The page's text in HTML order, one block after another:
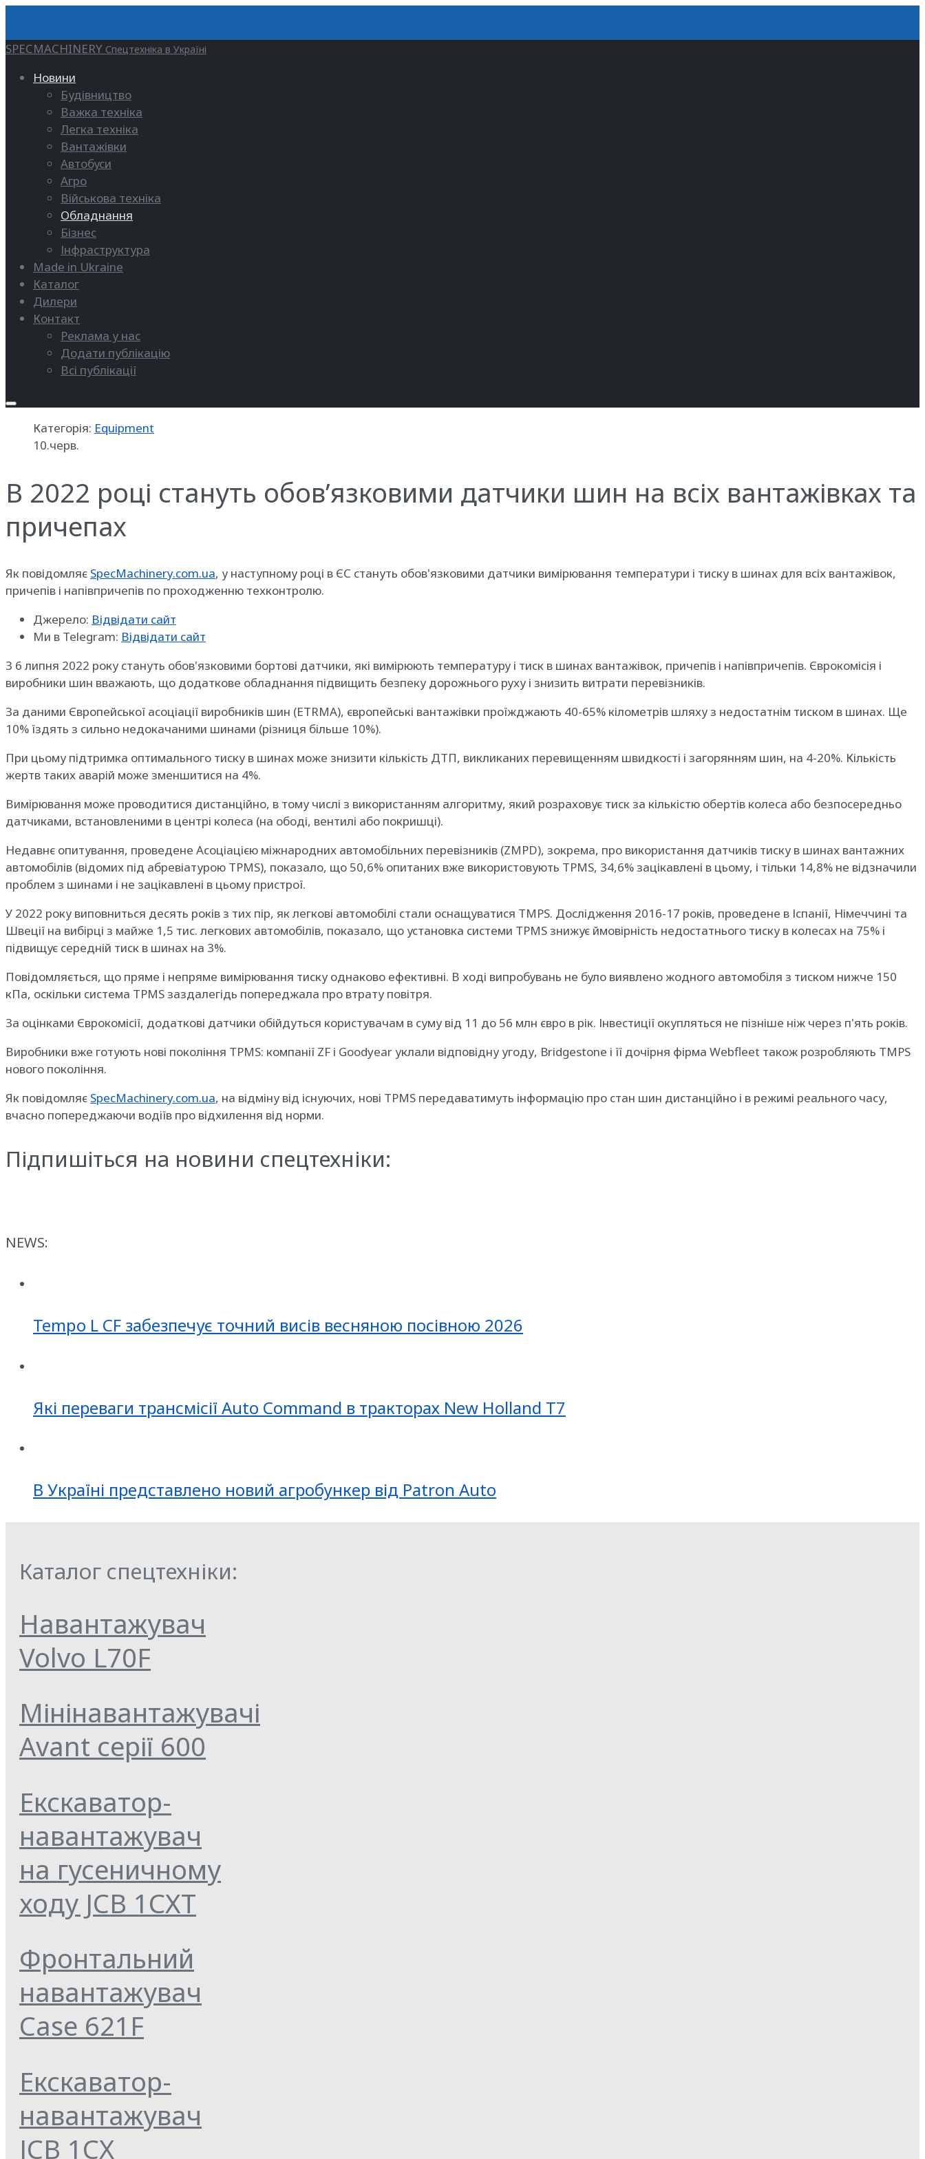
SPECMACHINERY Спецтехніка в Україні
Новини
Будівництво
Важка техніка
Легка техніка
Вантажівки
Автобуси
Агро
Військова техніка
Обладнання
Бізнес
Інфраструктура
Made in Ukraine
Каталог
Дилери
Контакт
Реклама у нас
Додати публікацію
Всі публікації
Категорія: Equipment
10.черв.
В 2022 році стануть обов’язковими датчики шин на всіх вантажівках та
причепах
Як повідомляє SpecMachinery.com.ua, у наступному році в ЄС стануть обов'язковими датчики вимірювання температури і тиску в шинах для всіх вантажівок,
причепів і напівпричепів по проходженню техконтролю.
Джерело: Відвідати сайт
Ми в Telegram: Відвідати сайт
З 6 липня 2022 року стануть обов'язковими бортові датчики, які вимірюють температуру і тиск в шинах вантажівок, причепів і напівпричепів. Єврокомісія і
виробники шин вважають, що додаткове обладнання підвищить безпеку дорожнього руху і знизить витрати перевізників.
За даними Європейської асоціації виробників шин (ETRMA), європейські вантажівки проїжджають 40-65% кілометрів шляху з недостатнім тиском в шинах. Ще
10% їздять з сильно недокачаними шинами (різниця більше 10%).
При цьому підтримка оптимального тиску в шинах може знизити кількість ДТП, викликаних перевищенням швидкості і загорянням шин, на 4-20%. Кількість
жертв таких аварій може зменшитися на 4%.
Вимірювання може проводитися дистанційно, в тому числі з використанням алгоритму, який розраховує тиск за кількістю обертів колеса або безпосередньо
датчиками, встановленими в центрі колеса (на ободі, вентилі або покришці).
Недавнє опитування, проведене Асоціацією міжнародних автомобільних перевізників (ZMPD), зокрема, про використання датчиків тиску в шинах вантажних
автомобілів (відомих під абревіатурою TPMS), показало, що 50,6% опитаних вже використовують TPMS, 34,6% зацікавлені в цьому, і тільки 14,8% не відзначили
проблем з шинами і не зацікавлені в цьому пристрої.
У 2022 року виповниться десять років з тих пір, як легкові автомобілі стали оснащуватися TMPS. Дослідження 2016-17 років, проведене в Іспанії, Німеччині та
Швеції на вибірці з майже 1,5 тис. легкових автомобілів, показало, що установка системи TPMS знижує ймовірність недостатнього тиску в колесах на 75% і
підвищує середній тиск в шинах на 3%.
Повідомляється, що пряме і непряме вимірювання тиску однаково ефективні. В ході випробувань не було виявлено жодного автомобіля з тиском нижче 150
кПа, оскільки система TPMS заздалегідь попереджала про втрату повітря.
За оцінками Єврокомісії, додаткові датчики обійдуться користувачам в суму від 11 до 56 млн євро в рік. Інвестиції окупляться не пізніше ніж через п'ять років.
Виробники вже готують нові покоління TPMS: компанії ZF і Goodyear уклали відповідну угоду, Bridgestone і її дочірня фірма Webfleet також розробляють TMPS
нового покоління.
Як повідомляє SpecMachinery.com.ua, на відміну від існуючих, нові TPMS передаватимуть інформацію про стан шин дистанційно і в режимі реального часу,
вчасно попереджаючи водіїв про відхилення від норми.
Підпишіться на новини спецтехніки:
NEWS:
Tempo L CF забезпечує точний висів весняною посівною 2026
Які переваги трансмісії Auto Command в тракторах New Holland T7
В Україні представлено новий агробункер від Patron Auto
Каталог спецтехніки:
Навантажувач
Volvo L70F
Мінінавантажувачі
Avant серії 600
Екскаватор-
навантажувач
на гусеничному
ходу JCB 1СХТ
Фронтальний
навантажувач
Case 621F
Екскаватор-
навантажувач
JCB 1CX